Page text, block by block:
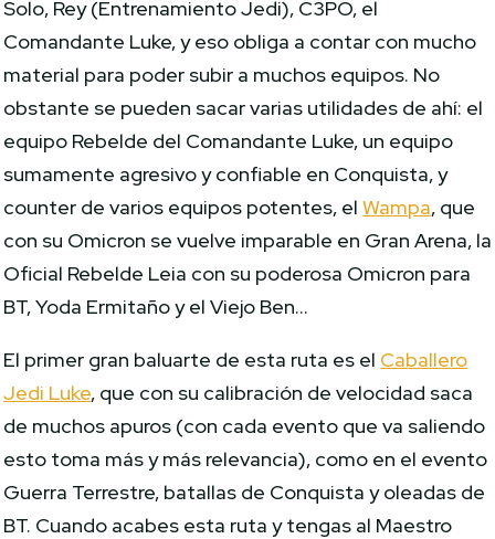
Solo, Rey (Entrenamiento Jedi), C3PO, el
Comandante Luke, y eso obliga a contar con mucho
material para poder subir a muchos equipos. No
obstante se pueden sacar varias utilidades de ahí: el
equipo Rebelde del Comandante Luke, un equipo
sumamente agresivo y confiable en Conquista, y
counter de varios equipos potentes, elWampa, que
con su Omicron se vuelve imparable en Gran Arena, la
Oficial Rebelde Leia con su poderosa Omicron para
BT, Yoda Ermitaño y el Viejo Ben…
El primer gran baluarte de esta ruta es el Caballero
Jedi Luke, que con su calibración de velocidad saca
de muchos apuros (con cada evento que va saliendo
esto toma más y más relevancia), como en el evento
Guerra Terrestre, batallas de Conquista y oleadas de
BT. Cuando acabes esta ruta y tengas al Maestro